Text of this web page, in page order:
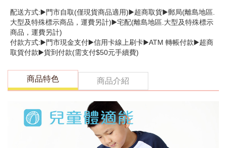
配送方式:▶️門市自取(僅現貨商品適用)▶️超商取貨▶️郵局(離島地區.
大型及特殊標示商品，運費另計)▶️宅配(離島地區.大型及特殊標示
商品，運費另計)
付款方式:▶️門市現金支付▶️信用卡線上刷卡▶️ATM 轉帳付款▶️超商
取貨付款▶️貨到付款(需支付$50元手續費)
商品特色 商品介紹